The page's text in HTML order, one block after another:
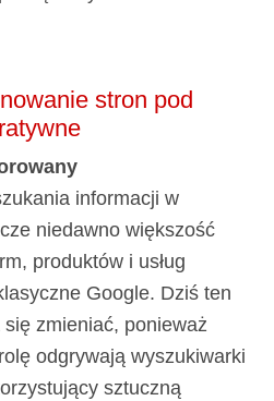
stron pod
informacji w
niedawno większość
produktów i usług
Google. Dziś ten
zmieniać, ponieważ
odgrywają wyszukiwarki
sztuczną